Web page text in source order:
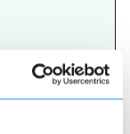
Ski- oder